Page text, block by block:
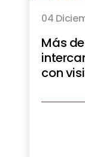
04
Más
con